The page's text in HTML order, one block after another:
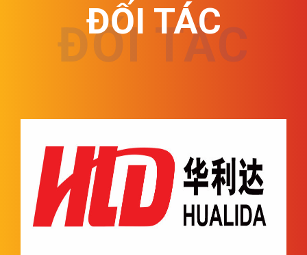
ĐỐI TÁC
ĐỐI TÁC